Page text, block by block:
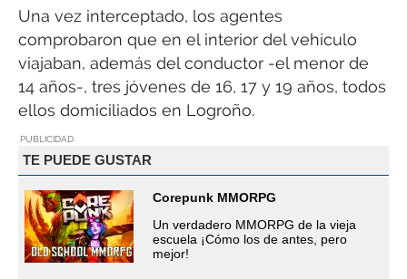
Una vez interceptado, los agentes
comprobaron que en el interior del vehículo
viajaban, además del conductor -el menor de
14 años-, tres jóvenes de 16, 17 y 19 años, todos
ellos domiciliados en Logroño.
PUBLICIDAD
TE PUEDE GUSTAR
Corepunk MMORPG
Un verdadero MMORPG de la vieja
escuela ¡Cómo los de antes, pero
mejor!